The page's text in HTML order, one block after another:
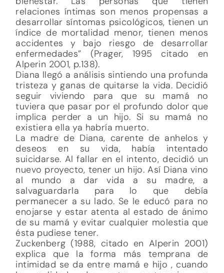
relaciones íntimas son menos propensas a
desarrollar síntomas psicológicos, tienen un
índice de mortalidad menor, tienen menos
accidentes y bajo riesgo de desarrollar
enfermedades” (Prager, 1995 citado en
Alperin 2001, p.138).
Diana llegó a análisis sintiendo una profunda
tristeza y ganas de quitarse la vida. Decidió
seguir viviendo para que su mamá no
tuviera que pasar por el profundo dolor que
implica perder a un hijo. Si su mamá no
existiera ella ya habría muerto.
La madre de Diana, carente de anhelos y
deseos en su vida, había intentado
suicidarse. Al fallar en el intento, decidió un
nuevo proyecto, tener un hijo. Así Diana vino
al mundo a dar vida a su madre, a
salvaguardarla para lo que debía
permanecer a su lado. Se le educó para no
enojarse y estar atenta al estado de ánimo
de su mamá y evitar cualquier molestia que
ésta pudiese tener.
Zuckenberg (1988, citado en Alperin 2001)
explica que la forma más temprana de
intimidad se da entre mamá e hijo , cuando